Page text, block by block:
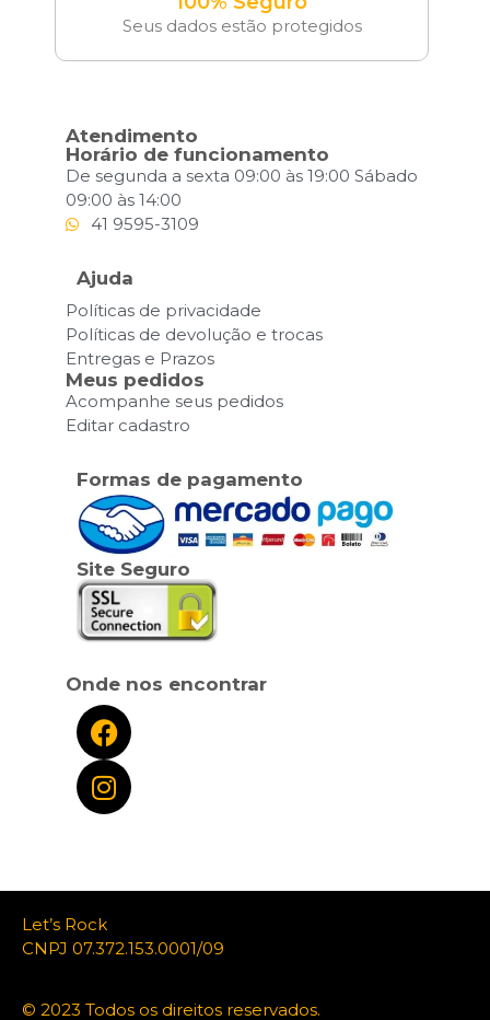
Seus dados estão protegidos
Atendimento
Horário de funcionamento
De segunda a sexta 09:00 às 19:00 Sábado
09:00 às 14:00
41 9595-3109
Ajuda
Políticas de privacidade
Políticas de devolução e trocas
Entregas e Prazos
Meus pedidos
Acompanhe seus pedidos
Editar cadastro
Formas de pagamento
Site Seguro
Onde nos encontrar
Let’s Rock
CNPJ 07.372.153.0001/09
© 2023 Todos os direitos reservados.